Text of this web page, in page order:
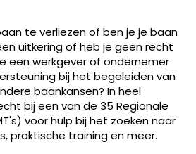
te verliezen of ben je je baan
uitkering of heb je geen recht
een werkgever of ondernemer
bij het begeleiden van
baankansen? In heel
bij een van de 35 Regionale
voor hulp bij het zoeken naar
praktische training en meer.